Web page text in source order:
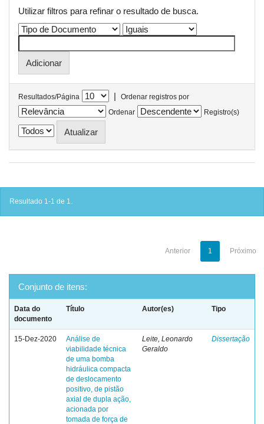
Utilizar filtros para refinar o resultado de busca.
Resultados/Página |
Ordenar registros por
Ordenar
Registro(s)
Resultado 1-1 de 1.
Anterior 1 Próximo
Conjunto de itens:
Data do
documento
Título Autor(es) Tipo
15-Dez-2020
Análise de
viabilidade técnica
de uma bomba
hidráulica compacta
de deslocamento
positivo, de pistão
axial de dupla ação,
acionada por
tomada de força de
Leite, Leonardo
Geraldo
Dissertação